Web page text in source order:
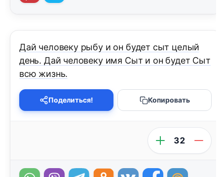
Дай человеку рыбу и он будет сыт целый
день. Дай человеку имя Сыт и он будет Сыт
всю жизнь.
Поделиться! Копировать
32